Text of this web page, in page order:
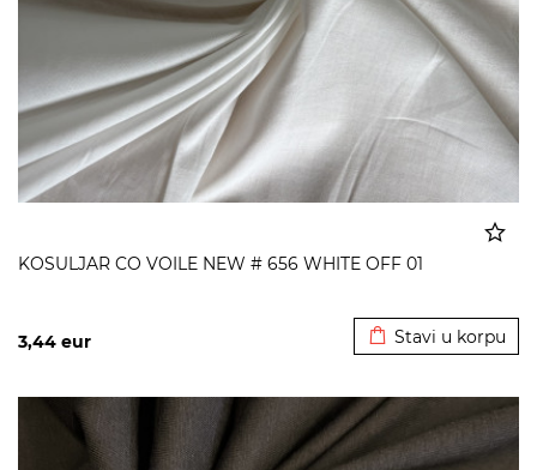
KOSULJAR CO VOILE NEW # 656 WHITE OFF 01
3,44 eur Stavi u korpu